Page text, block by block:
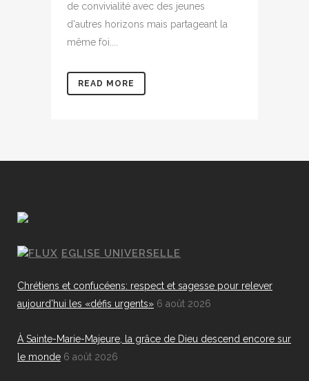
de convivialité avec des jeunes
d'autres horizons mais partageant la
même foi....
READ MORE
EGLISE UNIVERSELLE
Chrétiens et confucéens: respect et sagesse pour relever
aujourd’hui les «défis urgents» 6 août 2026
À Sainte-Marie-Majeure, la grâce de Dieu descend encore sur
le monde 6 août 2026